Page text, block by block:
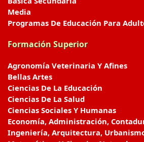
Media
Programas De Educación Para
Formación Superior
Agronomía Veterinaria Y Afines
Bellas Artes
Ciencias De La Educación
Ciencias De La Salud
Ciencias Sociales Y Humanas
Economía, Administración,
Ingeniería, Arquitectura,